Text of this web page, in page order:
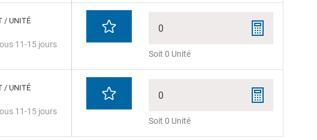
/ UNITÉ
11-15 jours
0
Soit 0 Unité
/ UNITÉ
11-15 jours
0
Soit 0 Unité